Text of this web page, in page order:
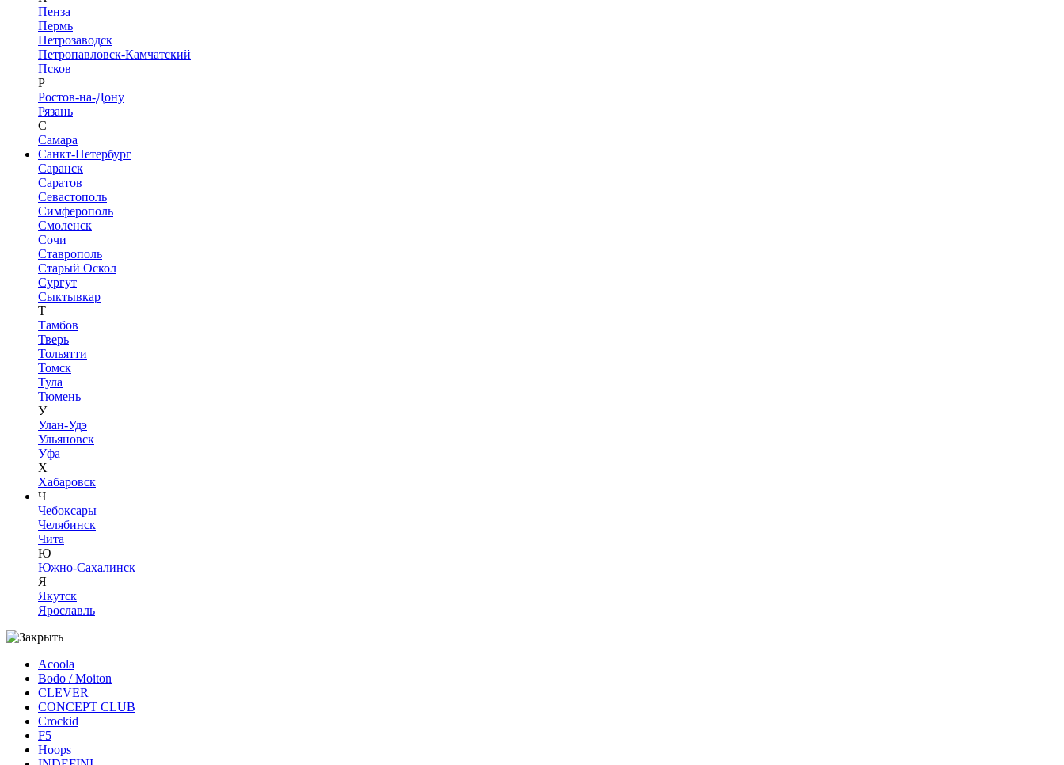
Пенза
Пермь
Петрозаводск
Петропавловск-Камчатский
Псков
Р
Ростов-на-Дону
Рязань
С
Самара
Санкт-Петербург
Саранск
Саратов
Севастополь
Симферополь
Смоленск
Сочи
Ставрополь
Старый Оскол
Сургут
Сыктывкар
Т
Тамбов
Тверь
Тольятти
Томск
Тула
Тюмень
У
Улан-Удэ
Ульяновск
Уфа
Х
Хабаровск
Ч
Чебоксары
Челябинск
Чита
Ю
Южно-Сахалинск
Я
Якутск
Ярославль
Acoola
Bodo / Moiton
CLEVER
CONCEPT CLUB
Crockid
F5
Hoops